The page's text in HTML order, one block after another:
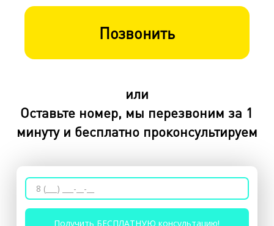
Позвонить
или
Оставьте номер, мы перезвоним за 1
минуту и бесплатно проконсультируем